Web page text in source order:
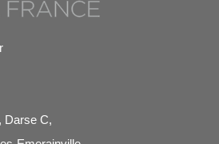
Darse C,